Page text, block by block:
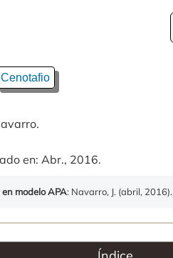
Cenotafio
en: Abr., 2016.
modelo APA: Navarro, J. (abril, 2016).